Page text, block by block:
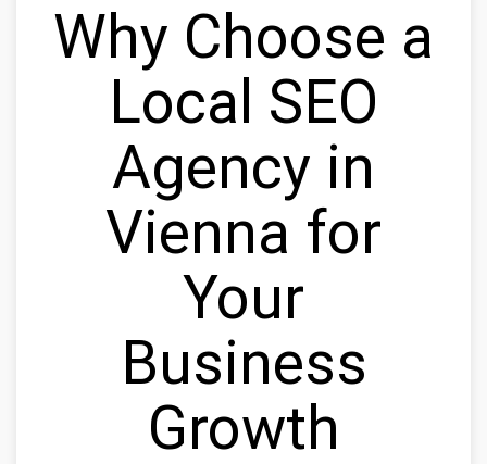
Why Choose a
Local SEO
Agency in
Vienna for
Your
Business
Growth